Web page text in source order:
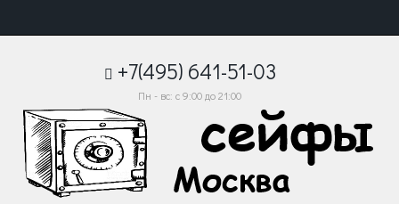
+7(495) 641-51-03
Пн - вс: с 9:00 до 21:00